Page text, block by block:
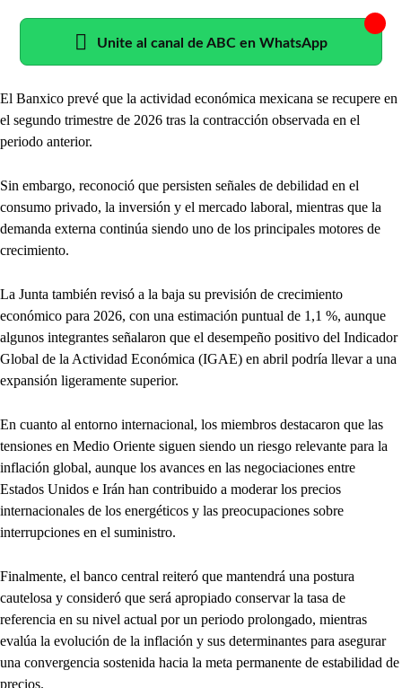
Unite al canal de ABC en WhatsApp
El Banxico prevé que la actividad económica mexicana se recupere en
el segundo trimestre de 2026 tras la contracción observada en el
periodo anterior.
Sin embargo, reconoció que persisten señales de debilidad en el
consumo privado, la inversión y el mercado laboral, mientras que la
demanda externa continúa siendo uno de los principales motores de
crecimiento.
La Junta también revisó a la baja su previsión de crecimiento
económico para 2026, con una estimación puntual de 1,1 %, aunque
algunos integrantes señalaron que el desempeño positivo del Indicador
Global de la Actividad Económica (IGAE) en abril podría llevar a una
expansión ligeramente superior.
En cuanto al entorno internacional, los miembros destacaron que las
tensiones en Medio Oriente siguen siendo un riesgo relevante para la
inflación global, aunque los avances en las negociaciones entre
Estados Unidos e Irán han contribuido a moderar los precios
internacionales de los energéticos y las preocupaciones sobre
interrupciones en el suministro.
Finalmente, el banco central reiteró que mantendrá una postura
cautelosa y consideró que será apropiado conservar la tasa de
referencia en su nivel actual por un periodo prolongado, mientras
evalúa la evolución de la inflación y sus determinantes para asegurar
una convergencia sostenida hacia la meta permanente de estabilidad de
precios.